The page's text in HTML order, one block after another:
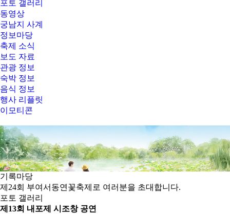
포토 갤러리
동영상
궁남지 사계
정보마당
축제 소식
보도 자료
관광 정보
숙박 정보
음식 정보
행사 리플릿
이모티콘
기록마당
제24회 부여서동연꽃축제로 여러분을 초대합니다.
포토 갤러리
제13회 내포제 시조창 공연